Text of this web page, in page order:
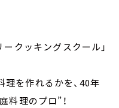
クッキングスクール」
を作れるかを、40年
料理のプロ”！